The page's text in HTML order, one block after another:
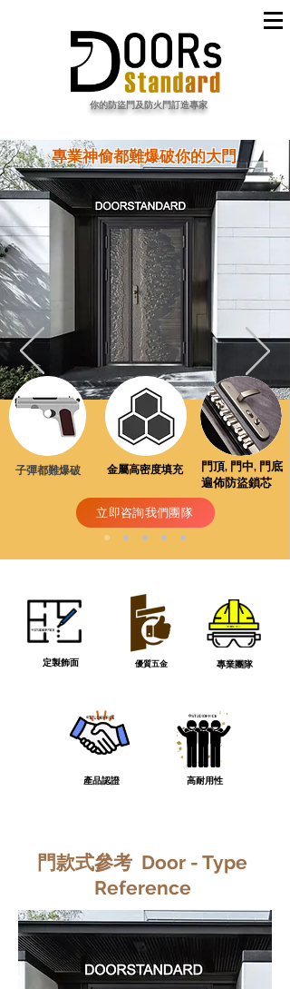
​你的防盜門及防火門訂造專家
專業神偷都難爆破你的大門
​子彈都難爆破 金屬高密度填充
門頂, 門中, 門底
遍佈防盜鎖芯
立即咨詢我們團隊
定製飾面 優質五金 專業團隊
產品認證 高耐用性
門款式參考 Door - Type
Reference